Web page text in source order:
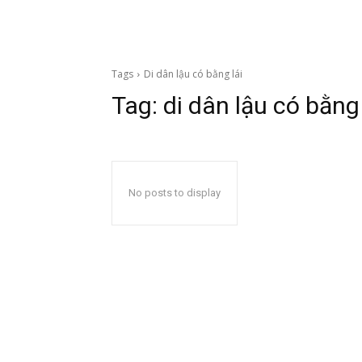
Tags Di dân lậu có bằng lái
Tag: di dân lậu có
No posts to display